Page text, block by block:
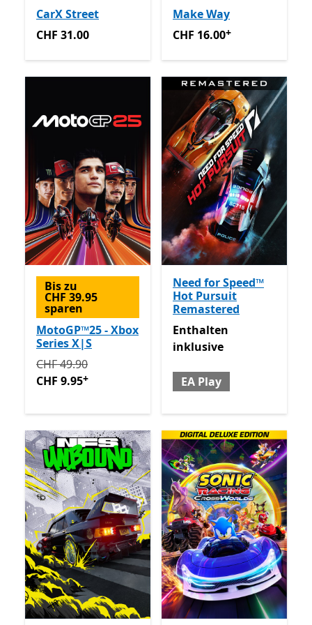
CarX Street
CHF 31.00
CHF 31.00
Make Way
CHF 16.00Enthält In-App-
CHF 16.00+
Bis zu
CHF 39.95
sparen
MotoGP™25 - Xbox
Series X|S
Ursprünglich CHF 49.90 jetzt CHF 9.95
CHF 49.90
CHF 9.95+
Need for Speed™
Hot Pursuit
Remastered
Enthalten inklusive EA Play
Enthalten
inklusive
EA Play